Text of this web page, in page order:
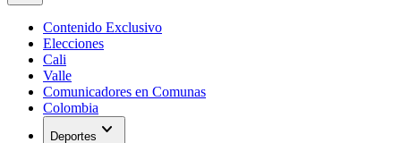
Contenido Exclusivo
Elecciones
Cali
Valle
Comunicadores en Comunas
Colombia
Deportes expand_more